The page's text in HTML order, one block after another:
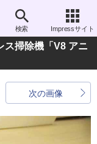
検索 Impressサイト
ス掃除機「V8 アニ
次の画像